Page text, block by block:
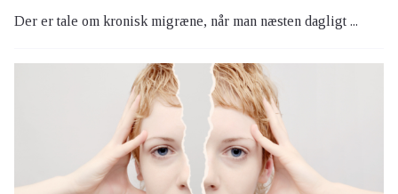
Der er tale om kronisk migræne, når man næsten dagligt ...